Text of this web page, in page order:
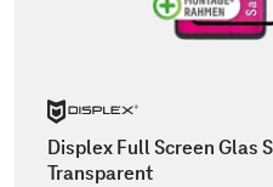
Displex Full Screen Glas
Transparent